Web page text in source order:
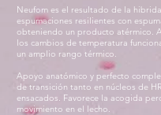
Neufom es el resultado de la
espumaciones resilientes con
obteniendo un producto atérmico.
los cambios de temperatura
un amplio rango térmico.
Apoyo anatómico y perfecto
de transición tanto en núcleos de
ensacados. Favorece la acogida
movimiento en el lecho.